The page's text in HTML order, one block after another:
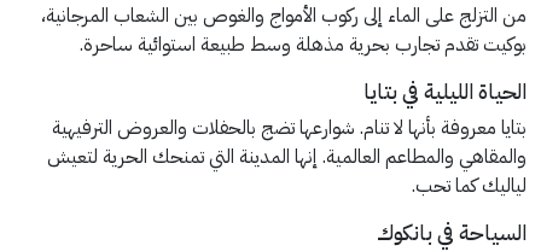
من التزلج على الماء إلى ركوب الأمواج والغوص بين الشعاب المرجانية،
بوكيت تقدم تجارب بحرية مذهلة وسط طبيعة استوائية ساحرة.
الحياة الليلية في بتايا
بتايا معروفة بأنها لا تنام. شوارعها تضج بالحفلات والعروض الترفيهية
والمقاهي والمطاعم العالمية. إنها المدينة التي تمنحك الحرية لتعيش
لياليك كما تحب.
السياحة في بانكوك